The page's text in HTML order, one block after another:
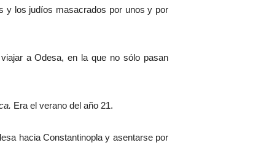
y los judíos masacrados por unos y por
a Odesa, en la que no sólo pasan
Era el verano del año 21.
hacia Constantinopla y asentarse por